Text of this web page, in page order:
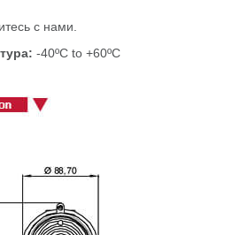
с нами.
-40ºC to +60ºC